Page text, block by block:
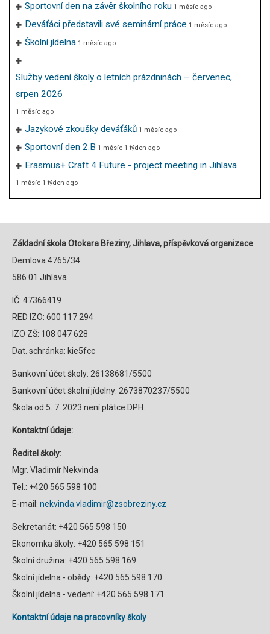
Sportovní den na závěr školního roku 1 měsíc ago
Deváťáci představili své seminární práce 1 měsíc ago
Školní jídelna 1 měsíc ago
Služby vedení školy o letních prázdninách – červenec,
srpen 2026
1 měsíc ago
Jazykové zkoušky deváťáků 1 měsíc ago
Sportovní den 2.B 1 měsíc 1 týden ago
Erasmus+ Craft 4 Future - project meeting in Jihlava
1 měsíc 1 týden ago
Základní škola Otokara Březiny, Jihlava, příspěvková organizace
Demlova 4765/34
586 01 Jihlava
IČ: 47366419
RED IZO: 600 117 294
IZO ZŠ: 108 047 628
Dat. schránka: kie5fcc
Bankovní účet školy: 26138681/5500
Bankovní účet školní jídelny: 2673870237/5500
Škola od 5. 7. 2023 není plátce DPH.
Kontaktní údaje:
Ředitel školy:
Mgr. Vladimír Nekvinda
Tel.: +420 565 598 100
E-mail: nekvinda.vladimir@zsobreziny.cz
Sekretariát: +420 565 598 150
Ekonomka školy: +420 565 598 151
Školní družina: +420 565 598 169
Školní jídelna - obědy: +420 565 598 170
Školní jídelna - vedení: +420 565 598 171
Kontaktní údaje na pracovníky školy